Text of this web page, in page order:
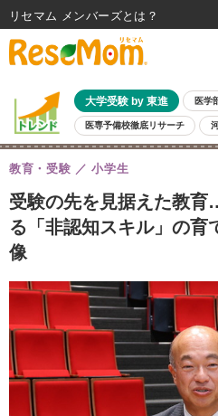
大学受験 by 東進 医学
医専予備校徹底リサーチ
親子で考える大学選び 高校受験 中学
共通テスト 夏休み
8月開催イベント・WS 全国公立高校 過去問
自由研究教材（小学生向け） 自由研究教
受験の先を見据えた教
る「非認知スキル」の育
像
教育・受験 小学生
リセマム メンバーズ